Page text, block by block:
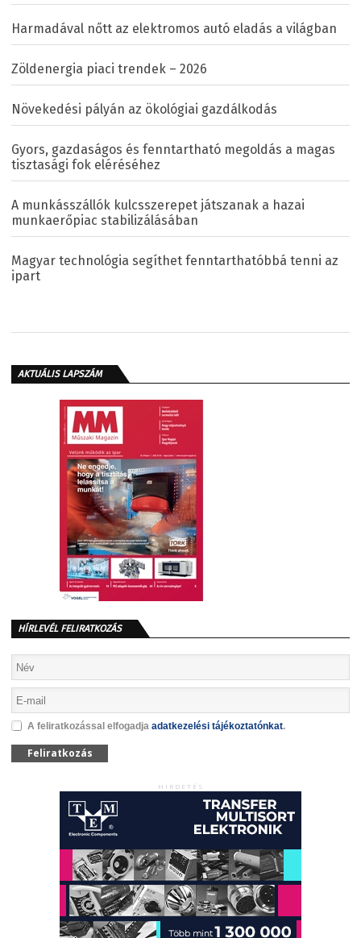
Harmadával nőtt az elektromos autó eladás a világban
Zöldenergia piaci trendek – 2026
Növekedési pályán az ökológiai gazdálkodás
Gyors, gazdaságos és fenntartható megoldás a magas
tisztasági fok eléréséhez
A munkásszállók kulcsszerepet játszanak a hazai
munkaerőpiac stabilizálásában
Magyar technológia segíthet fenntarthatóbbá tenni az
ipart
AKTUÁLIS LAPSZÁM
HÍRLEVÉL FELIRATKOZÁS
A feliratkozással elfogadja adatkezelési tájékoztatónkat.
Feliratkozás
HIRDETÉS